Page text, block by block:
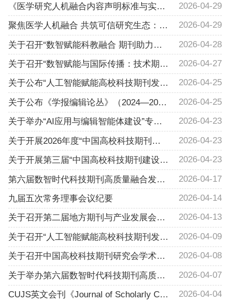
《医学研究人机融合内容声明标准与实施指南（2026）》制定工作会议在沪圆满召开 2026-04-29
聚焦医学人机融合 共筑可信研究生态：首期“医学研究人机融合内容声明规范与应用”实战工作坊在南宁成功举办 2026-04-29
关于召开“数智赋能科教融合 期刊助力科学教育”会议暨中国高校科技期刊研究会科学教育工作委员会2026年学术会议的通知（第一轮） 2026-04-28
关于召开“数智赋能与国际传播：技术期刊服务新质生产力发展路径”专题会议暨中国高校科技期刊研究会技术期刊专业委员会2026年学术会议的通知 2026-04-27
关于公布“人工智能赋能高校科技期刊发展”会议暨2026年中国高校科技期刊研究会学术工作部学术会议优秀论文征集活动评选结果的通知 2026-04-25
关于公布《学报编辑论丛》（2024—2025） 精品论文评审结果的通知 2026-04-25
关于举办“AI应用与编辑智能体建设”专题培训班的通知 2026-04-23
关于开展2026年度“中国高校科技期刊建设示范案例库·出版融合领域高影响力论文”征集的通知 2026-04-23
关于开展第三届“中国高校科技期刊建设示范案例库·金钥/银钥/铜钥视频摘要”案例征集活动的通知 2026-04-23
第六届数智时代科技期刊高质量融合发展会议暨中国高校科技期刊研究会出版融合工作委员会2026年学术会议成功举办 2026-04-17
九届五次常务理事会议纪要 2026-04-14
关于召开第二届地方期刊与产业发展会议暨中国高校科技期刊研究会地方期刊专业委员会2026年学术会议的通知 （第二轮） 2026-04-13
关于召开“人工智能赋能高校科技期刊发展”会议暨2026年中国高校科技期刊研究会学术工作部学术会议的通知 （第二轮） 2026-04-09
关于召开中国高校科技期刊研究会学术诚信建设与期刊国际化发展会议暨第三期重庆医科大学期刊联盟大讲堂的通知（第二轮） 2026-04-08
关于举办第六届数智时代科技期刊高质量融合发展会议暨中国高校科技期刊研究会出版融合工作委员会2026年学术会议的通知（第二轮） 2026-04-07
CUJS英文会刊《Journal of Scholarly Communication》（JSC）获批ISSN3134-6650，面向全球公开征稿 2026-04-04